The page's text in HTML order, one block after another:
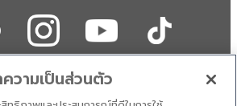
วามเป็นส่วนตัว